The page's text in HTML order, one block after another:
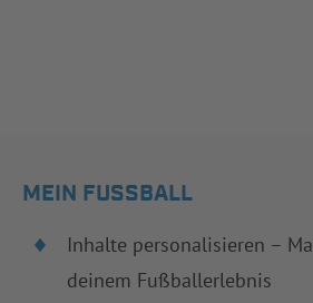
MEIN FUSSBALL
Inhalte personalisieren –
deinem Fußballerlebnis